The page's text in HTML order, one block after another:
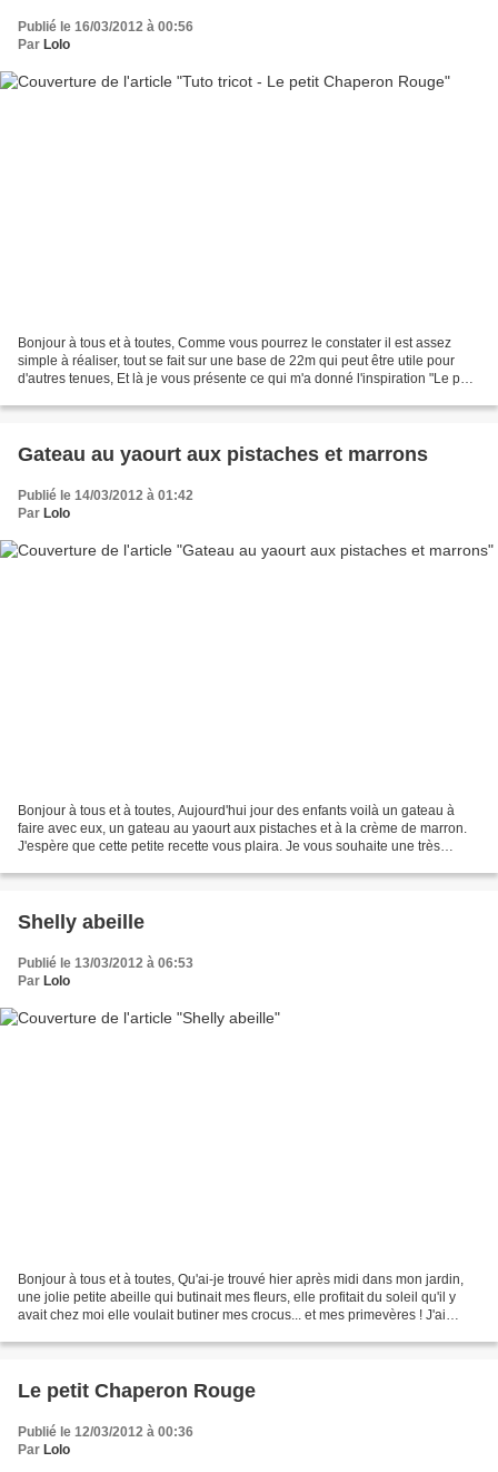
Publié le 16/03/2012 à 00:56
Par Lolo
Bonjour à tous et à toutes, Comme vous pourrez le constater il est assez
simple à réaliser, tout se fait sur une base de 22m qui peut être utile pour
d'autres tenues, Et là je vous présente ce qui m'a donné l'inspiration "Le petit
Gateau au yaourt aux pistaches et marrons
Publié le 14/03/2012 à 01:42
Par Lolo
Bonjour à tous et à toutes, Aujourd'hui jour des enfants voilà un gateau à
faire avec eux, un gateau au yaourt aux pistaches et à la crème de marron.
J'espère que cette petite recette vous plaira. Je vous souhaite une très
********************************************************************...
Shelly abeille
Publié le 13/03/2012 à 06:53
Par Lolo
Bonjour à tous et à toutes, Qu'ai-je trouvé hier après midi dans mon jardin,
une jolie petite abeille qui butinait mes fleurs, elle profitait du soleil qu'il y
avait chez moi elle voulait butiner mes crocus... et mes primevères ! J'ai
Le petit Chaperon Rouge
Publié le 12/03/2012 à 00:36
Par Lolo